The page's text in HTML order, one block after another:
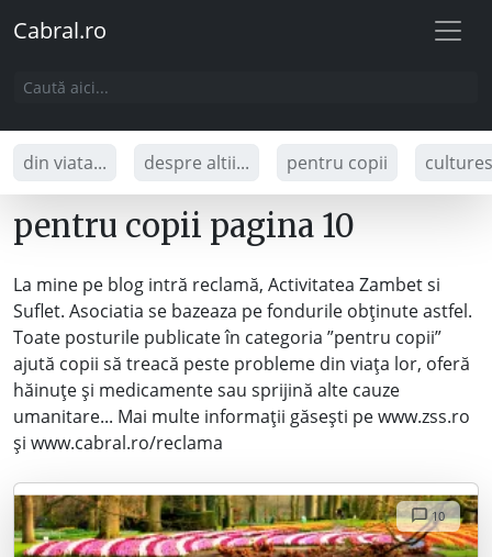
Cabral.ro
din viata... despre altii... pentru copii
pentru copii pagina 10
La mine pe blog intră reclamă, Activitatea Zambet si
Suflet. Asociatia se bazeaza pe fondurile obținute astfel.
Toate posturile publicate în categoria ”pentru copii”
ajută copii să treacă peste probleme din viața lor, oferă
hăinuțe și medicamente sau sprijină alte cauze
umanitare... Mai multe informații găsești pe www.zss.ro
și www.cabral.ro/reclama
10